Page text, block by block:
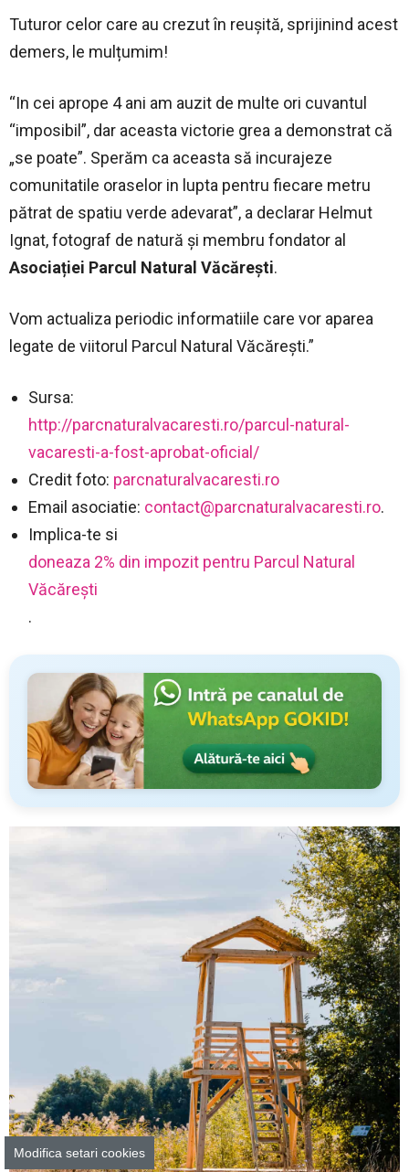
Tuturor celor care au crezut în reușită, sprijinind acest
demers, le mulțumim!
“In cei aprope 4 ani am auzit de multe ori cuvantul
“imposibil”, dar aceasta victorie grea a demonstrat că
„se poate”. Sperăm ca aceasta să incurajeze
comunitatile oraselor in lupta pentru fiecare metru
pătrat de spatiu verde adevarat”, a declarar Helmut
Ignat, fotograf de natură și membru fondator al
Asociației Parcul Natural Văcărești.
Vom actualiza periodic informatiile care vor aparea
legate de viitorul Parcul Natural Văcărești.”
Sursa:
http://parcnaturalvacaresti.ro/parcul-natural-
vacaresti-a-fost-aprobat-oficial/
Credit foto: parcnaturalvacaresti.ro
Email asociatie: contact@parcnaturalvacaresti.ro.
Implica-te si
doneaza 2% din impozit pentru Parcul Natural
Văcărești
.
Modifica setari cookies